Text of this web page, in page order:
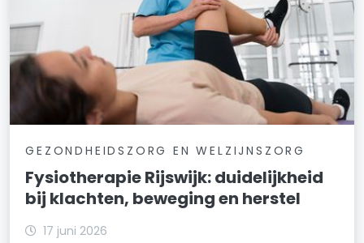
GEZONDHEIDSZORG EN WELZIJNSZORG
Fysiotherapie Rijswijk: duidelijkheid
bij klachten, beweging en herstel
17 juni 2026